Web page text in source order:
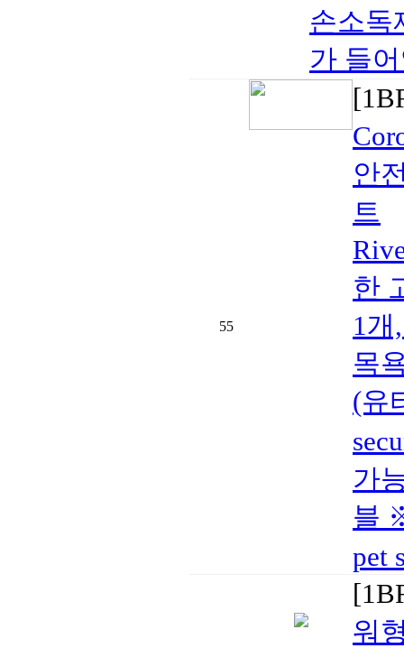
손소독
가 들
55
안
트
한
1개
목
(유
가
블
pet
워